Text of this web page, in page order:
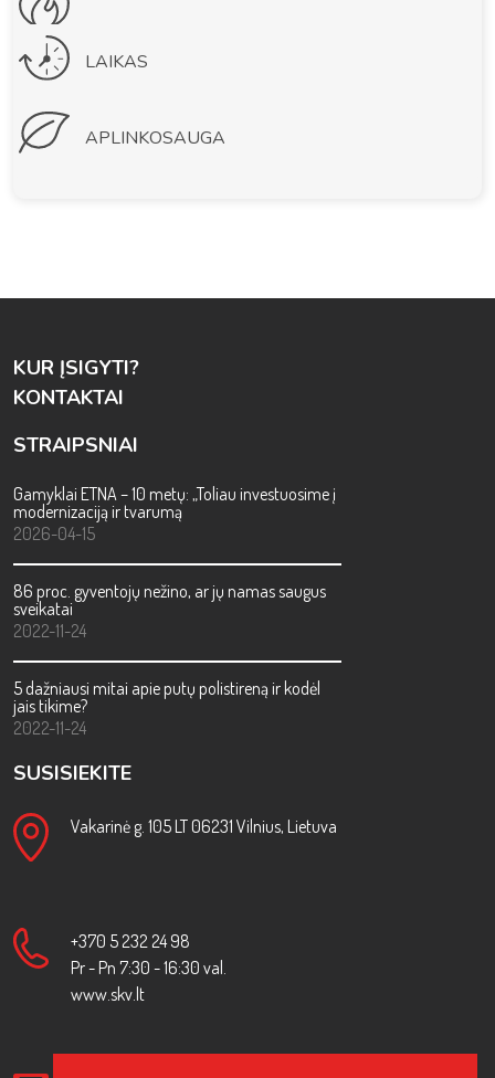
LAIKAS
APLINKOSAUGA
KUR ĮSIGYTI?
KONTAKTAI
STRAIPSNIAI
Gamyklai ETNA – 10 metų: „Toliau investuosime į
modernizaciją ir tvarumą
2026-04-15
86 proc. gyventojų nežino, ar jų namas saugus
sveikatai
2022-11-24
5 dažniausi mitai apie putų polistireną ir kodėl
jais tikime?
2022-11-24
SUSISIEKITE
Vakarinė g. 105 LT 06231 Vilnius, Lietuva
+370 5 232 24 98
Pr - Pn 7:30 - 16:30 val.
www.skv.lt